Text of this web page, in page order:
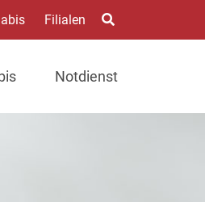
Filialen
Notdienst